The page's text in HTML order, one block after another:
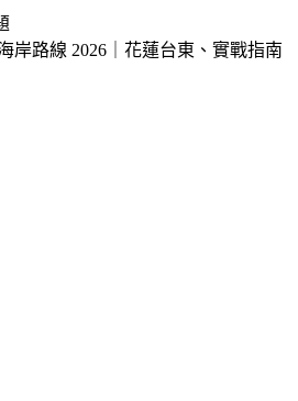
岸路線 2026｜花蓮台東、實戰指南